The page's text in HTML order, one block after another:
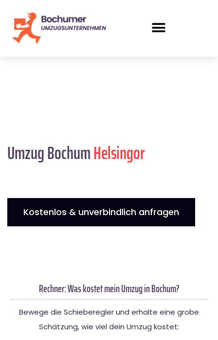
Umzug BochumHelsingor
Kostenlos & unverbindlich anfragen
Rechner: Was kostet mein Umzug in Bochum?
Bewege die Schieberegler und erhalte eine grobe
Schätzung, wie viel dein Umzug kostet: